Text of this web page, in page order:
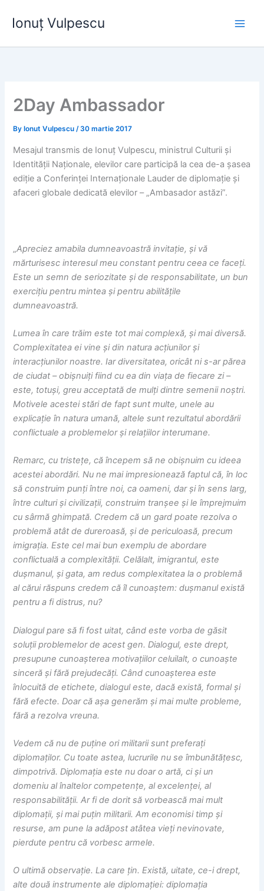
Ionuț Vulpescu
2Day Ambassador
By Ionut Vulpescu/30 martie 2017
Mesajul transmis de Ionuț Vulpescu, ministrul Culturii și
Identității Naționale, elevilor care participă la cea de-a șasea
ediție a Conferinței Internaționale Lauder de diplomație și
afaceri globale dedicată elevilor – „Ambasador astăzi”.
„Apreciez amabila dumneavoastră invitație, și vă
mărturisesc interesul meu constant pentru ceea ce faceți.
Este un semn de seriozitate și de responsabilitate, un bun
exercițiu pentru mintea și pentru abilitățile
dumneavoastră.
Lumea în care trăim este tot mai complexă, și mai diversă.
Complexitatea ei vine și din natura acțiunilor și
interacțiunilor noastre. Iar diversitatea, oricât ni s-ar părea
de ciudat – obișnuiți fiind cu ea din viața de fiecare zi –
este, totuși, greu acceptată de mulți dintre semenii noștri.
Motivele acestei stări de fapt sunt multe, unele au
explicație în natura umană, altele sunt rezultatul abordării
conflictuale a problemelor și relațiilor interumane.
Remarc, cu tristețe, că începem să ne obișnuim cu ideea
acestei abordări. Nu ne mai impresionează faptul că, în loc
să construim punți între noi, ca oameni, dar și în sens larg,
între culturi și civilizații, construim tranșee și le împrejmuim
cu sârmă ghimpată. Credem că un gard poate rezolva o
problemă atât de dureroasă, și de periculoasă, precum
imigrația. Este cel mai bun exemplu de abordare
conflictuală a complexității. Celălalt, imigrantul, este
dușmanul, și gata, am redus complexitatea la o problemă
al cărui răspuns credem că îl cunoaștem: dușmanul există
pentru a fi distrus, nu?
Dialogul pare să fi fost uitat, când este vorba de găsit
soluții problemelor de acest gen. Dialogul, este drept,
presupune cunoașterea motivațiilor celuilalt, o cunoaște
sinceră și fără prejudecăți. Când cunoașterea este
înlocuită de etichete, dialogul este, dacă există, formal și
fără efecte. Doar că așa generăm și mai multe probleme,
fără a rezolva vreuna.
Vedem că nu de puține ori militarii sunt preferați
diplomaților. Cu toate astea, lucrurile nu se îmbunătățesc,
dimpotrivă. Diplomația este nu doar o artă, ci și un
domeniu al înaltelor competențe, al excelenței, al
responsabilității. Ar fi de dorit să vorbească mai mult
diplomații, și mai puțin militarii. Am economisi timp și
resurse, am pune la adăpost atâtea vieți nevinovate,
pierdute pentru că vorbesc armele.
O ultimă observație. La care țin. Există, uitate, ce-i drept,
alte două instrumente ale diplomației: diplomația